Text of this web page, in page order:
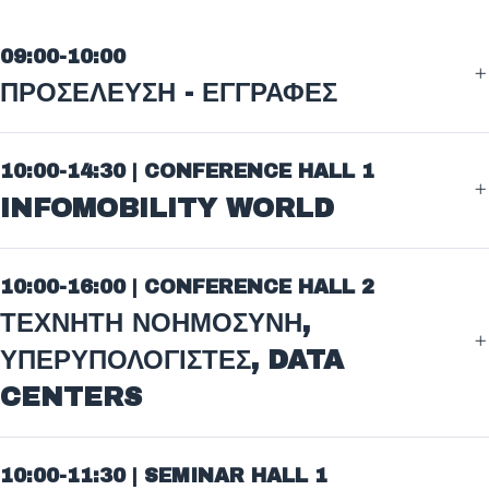
09:00-10:00
ΠΡΟΣΕΛΕΥΣΗ - ΕΓΓΡΑΦΕΣ
10:00-14:30 | CONFERENCE HALL 1
INFOMOBILITY WORLD
10:00-16:00 | CONFERENCE HALL 2
ΤΕΧΝΗΤΗ ΝΟΗΜΟΣΥΝΗ,
ΥΠΕΡΥΠΟΛΟΓΙΣΤΕΣ, DATA
CENTERS
10:00-11:30 | SEMINAR HALL 1